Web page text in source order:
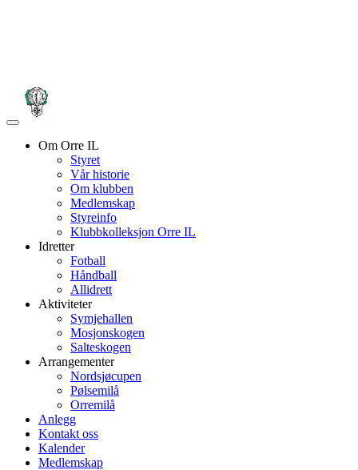
Veksle
navigasjonOm Orre IL
Styret
Vår historie
Om klubben
Medlemskap
Styreinfo
Klubbkolleksjon Orre IL
Idretter
Fotball
Håndball
Allidrett
Aktiviteter
Symjehallen
Mosjonskogen
Salteskogen
Arrangementer
Nordsjøcupen
Pølsemilå
Orremilå
Anlegg
Kontakt oss
Kalender
Medlemskap